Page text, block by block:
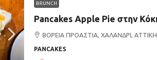
BRUNCH
ΒΟΡΕΙΑ ΠΡΟΑΣΤΙΑ, ΧΑΛΑΝΔΡΙ, ΑΤΤΙΚΗ
PANCAKES